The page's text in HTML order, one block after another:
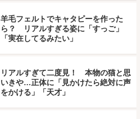
羊毛フェルトでキャタピーを作った
ら？ リアルすぎる姿に「すっご」
「実在してるみたい」
リアルすぎて二度見！ 本物の猫と思
いきや…正体に「見かけたら絶対に声
をかける」「天才」